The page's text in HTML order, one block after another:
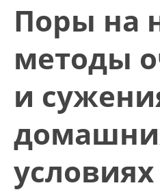
Поры на
методы
и
условиях